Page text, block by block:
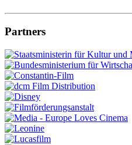
Partners